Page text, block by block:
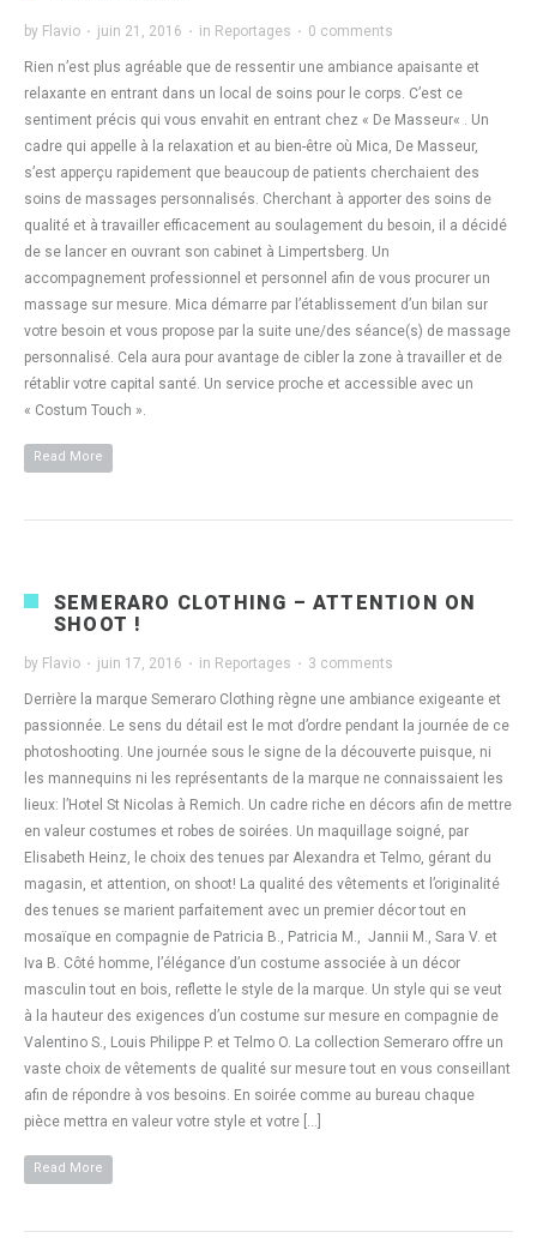
by Flavio · juin 21, 2016 · in Reportages · 0 comments
Rien n’est plus agréable que de ressentir une ambiance apaisante et
relaxante en entrant dans un local de soins pour le corps. C’est ce
sentiment précis qui vous envahit en entrant chez « De Masseur« . Un
cadre qui appelle à la relaxation et au bien-être où Mica, De Masseur,
s’est apperçu rapidement que beaucoup de patients cherchaient des
soins de massages personnalisés. Cherchant à apporter des soins de
qualité et à travailler efficacement au soulagement du besoin, il a décidé
de se lancer en ouvrant son cabinet à Limpertsberg. Un
accompagnement professionnel et personnel afin de vous procurer un
massage sur mesure. Mica démarre par l’établissement d’un bilan sur
votre besoin et vous propose par la suite une/des séance(s) de massage
personnalisé. Cela aura pour avantage de cibler la zone à travailler et de
rétablir votre capital santé. Un service proche et accessible avec un
« Costum Touch ».
Read More
SEMERARO CLOTHING – ATTENTION ON
SHOOT !
by Flavio · juin 17, 2016 · in Reportages · 3 comments
Derrière la marque Semeraro Clothing règne une ambiance exigeante et
passionnée. Le sens du détail est le mot d’ordre pendant la journée de ce
photoshooting. Une journée sous le signe de la découverte puisque, ni
les mannequins ni les représentants de la marque ne connaissaient les
lieux: l’Hotel St Nicolas à Remich. Un cadre riche en décors afin de mettre
en valeur costumes et robes de soirées. Un maquillage soigné, par
Elisabeth Heinz, le choix des tenues par Alexandra et Telmo, gérant du
magasin, et attention, on shoot! La qualité des vêtements et l’originalité
des tenues se marient parfaitement avec un premier décor tout en
mosaïque en compagnie de Patricia B., Patricia M., Jannii M., Sara V. et
Iva B. Côté homme, l’élégance d’un costume associée à un décor
masculin tout en bois, reflette le style de la marque. Un style qui se veut
à la hauteur des exigences d’un costume sur mesure en compagnie de
Valentino S., Louis Philippe P. et Telmo O. La collection Semeraro offre un
vaste choix de vêtements de qualité sur mesure tout en vous conseillant
afin de répondre à vos besoins. En soirée comme au bureau chaque
pièce mettra en valeur votre style et votre […]
Read More